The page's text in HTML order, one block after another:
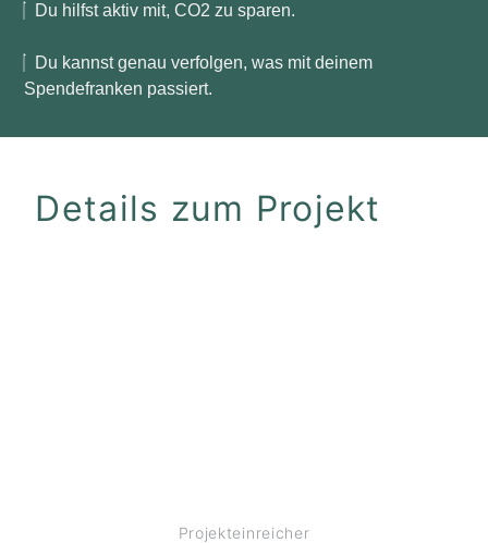
Du hilfst aktiv mit, CO2 zu sparen.
Du kannst genau verfolgen, was mit deinem
Spendefranken passiert.
Details zum Projekt
Projekteinreicher